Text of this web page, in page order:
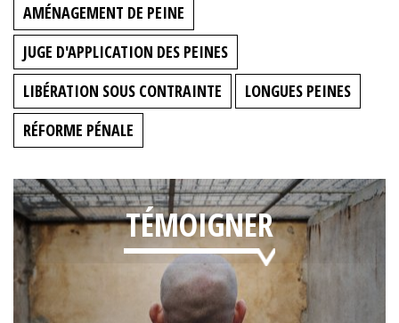
AMÉNAGEMENT DE PEINE
JUGE D'APPLICATION DES PEINES
LIBÉRATION SOUS CONTRAINTE
LONGUES PEINES
RÉFORME PÉNALE
TÉMOIGNER